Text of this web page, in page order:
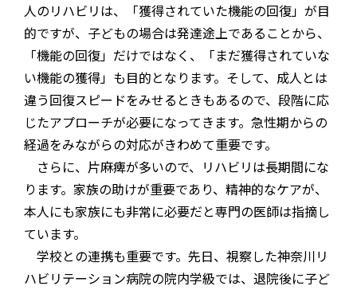
人のリハビリは、「獲得されていた機能の回復」が目
的ですが、子どもの場合は発達途上であることから、
「機能の回復」だけではなく、「まだ獲得されていな
い機能の獲得」も目的となります。そして、成人とは
違う回復スピードをみせるときもあるので、段階に応
じたアプローチが必要になってきます。急性期からの
経過をみながらの対応がきわめて重要です。
さらに、片麻痺が多いので、リハビリは長期間にな
ります。家族の助けが重要であり、精神的なケアが、
本人にも家族にも非常に必要だと専門の医師は指摘し
ています。
学校との連携も重要です。先日、視察した神奈川リ
ハビリテーション病院の院内学級では、退院後に子ど